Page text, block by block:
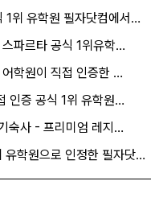
1위 유학원 필자닷컴에서…
파르타 공식 1위유학…
학원이 직접 인증한 …
인증 공식 1위 유학원…
숙사 - 프리미엄 레지…
유학원으로 인정한 필자닷…